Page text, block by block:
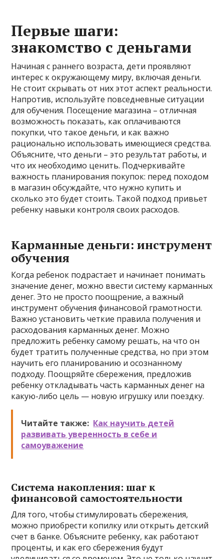
Первые шаги:
знакомство с деньгами
Начиная с раннего возраста, дети проявляют
интерес к окружающему миру, включая деньги.
Не стоит скрывать от них этот аспект реальности.
Напротив, используйте повседневные ситуации
для обучения. Посещение магазина – отличная
возможность показать, как оплачиваются
покупки, что такое деньги, и как важно
рационально использовать имеющиеся средства.
Объясните, что деньги – это результат работы, и
что их необходимо ценить. Подчеркивайте
важность планирования покупок: перед походом
в магазин обсуждайте, что нужно купить и
сколько это будет стоить. Такой подход привьет
ребенку навыки контроля своих расходов.
Карманные деньги: инструмент
обучения
Когда ребенок подрастает и начинает понимать
значение денег, можно ввести систему карманных
денег. Это не просто поощрение, а важный
инструмент обучения финансовой грамотности.
Важно установить четкие правила получения и
расходования карманных денег. Можно
предложить ребенку самому решать, на что он
будет тратить полученные средства, но при этом
научить его планированию и осознанному
подходу. Поощряйте сбережения, предложив
ребенку откладывать часть карманных денег на
какую-либо цель — новую игрушку или поездку.
Читайте также: Как научить детей
развивать уверенность в себе и
самоуважение
Система накопления: шаг к
финансовой самостоятельности
Для того, чтобы стимулировать сбережения,
можно приобрести копилку или открыть детский
счет в банке. Объясните ребенку, как работают
проценты, и как его сбережения будут